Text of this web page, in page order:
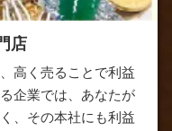
店
高く売ることで利益
企業では、あなたが
、その本社にも利益